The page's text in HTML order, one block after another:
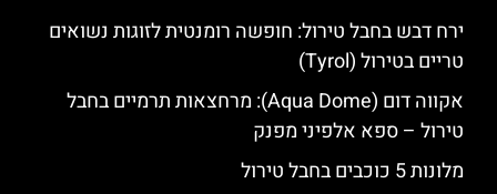
ירח דבש בחבל טירול: חופשה רומנטית לזוגות נשואים
טריים בטירול (Tyrol)
אקווה דום (Aqua Dome): מרחצאות תרמיים בחבל
טירול – ספא אלפיני מפנק
מלונות 5 כוכבים בחבל טירול